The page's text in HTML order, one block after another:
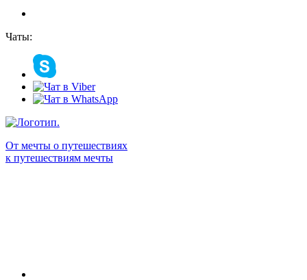
Чаты:
От мечты о путешествиях
к путешествиям мечты